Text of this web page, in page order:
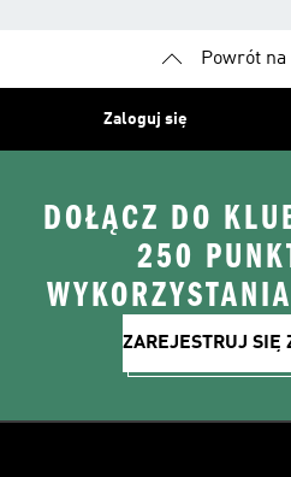
Powrót
Zaloguj się
DOŁĄCZ DO
250
ZAREJESTRUJ SIĘ